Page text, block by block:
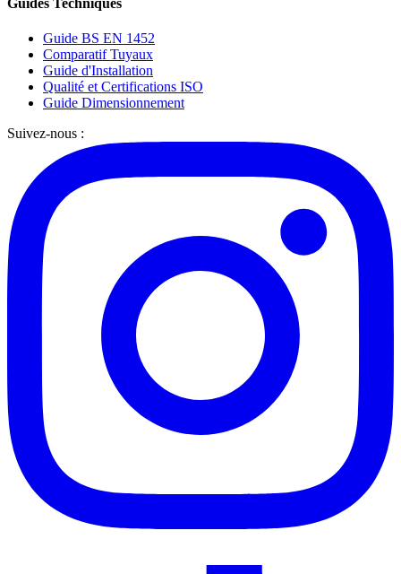
Guide BS EN 1452
Comparatif Tuyaux
Guide d'Installation
Qualité et Certifications ISO
Guide Dimensionnement
Suivez-nous :